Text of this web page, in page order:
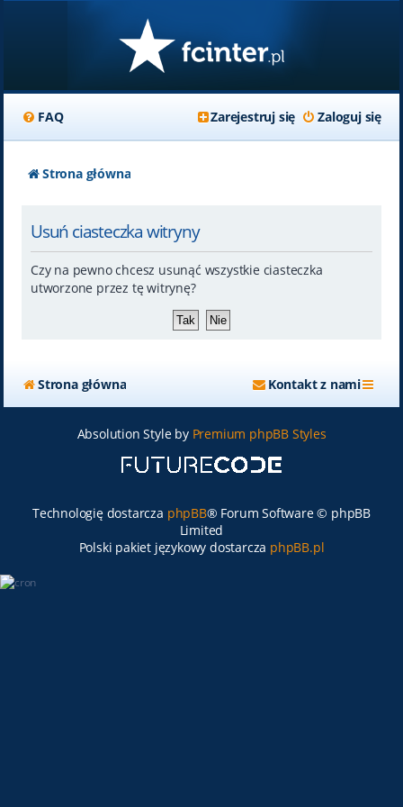
FAQ Zaloguj się
Zarejestruj się
Strona główna
Usuń ciasteczka witryny
Czy na pewno chcesz usunąć wszystkie ciasteczka
utworzone przez tę witrynę?
Strona główna Kontakt z nami
Absolution Style by Premium phpBB Styles
Technologię dostarcza phpBB® Forum Software © phpBB
Limited
Polski pakiet językowy dostarcza phpBB.pl